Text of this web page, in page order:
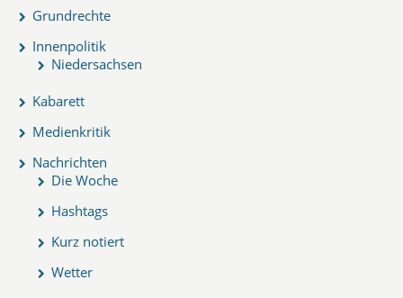
Grundrechte
Innenpolitik
Niedersachsen
Kabarett
Medienkritik
Nachrichten
Die Woche
Hashtags
Kurz notiert
Wetter